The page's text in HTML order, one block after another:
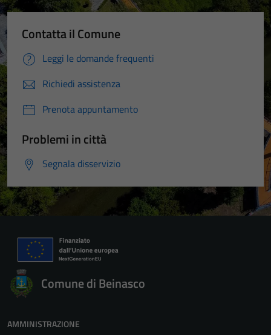
Contatta il Comune
Leggi le domande frequenti
Richiedi assistenza
Prenota appuntamento
Problemi in città
Segnala disservizio
Comune di Beinasco
AMMINISTRAZIONE